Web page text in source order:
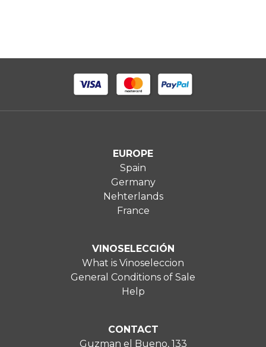
EUROPE
Spain
Germany
Nehterlands
France
VINOSELECCIÓN
What is Vinoseleccion
General Conditions of Sale
Help
CONTACT
Guzman el Bueno, 133